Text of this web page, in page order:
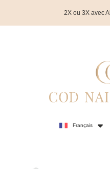
2X ou 3X avec
Français